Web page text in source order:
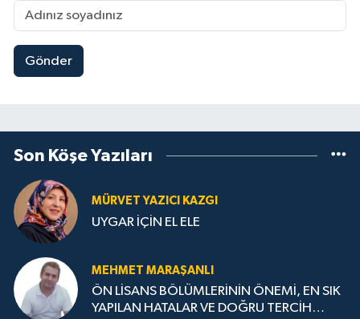
Gönder
Son Köşe Yazıları
MÜRVET YAZICI KAZGI
UYGAR İÇİN EL ELE
MEHMET MARAŞANLI
ÖN LİSANS BÖLÜMLERİNİN ÖNEMİ, EN SIK
YAPILAN HATALAR VE DOĞRU TERCİH